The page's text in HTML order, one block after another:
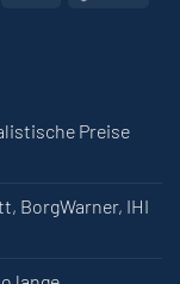
Preise
BorgWarner, IHI